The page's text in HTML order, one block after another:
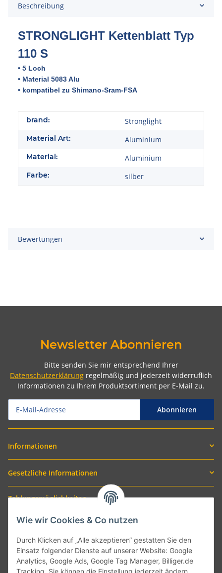
Beschreibung
STRONGLIGHT Kettenblatt Typ
110 S
• 5 Loch
• Material 5083 Alu
• kompatibel zu Shimano-Sram-FSA
brand: Stronglight
Material Art: Aluminium
Material: Aluminium
Farbe: silber
Bewertungen
Newsletter Abonnieren
Bitte senden Sie mir entsprechend Ihrer
Datenschutzerklärung regelmäßig und jederzeit widerruflich
Informationen zu Ihrem Produktsortiment per E-Mail zu.
Abonnieren
Informationen
Gesetzliche Informationen
Zahlungsmöglichkeiten
Wie wir Cookies & Co nutzen
Durch Klicken auf „Alle akzeptieren“ gestatten Sie den
Einsatz folgender Dienste auf unserer Website: Google
Analytics, Google Ads, Google Tag Manager, Billiger.de